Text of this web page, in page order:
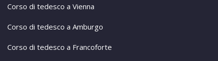
Corso di tedesco a Vienna
Corso di tedesco a Amburgo
Corso di tedesco a Francoforte